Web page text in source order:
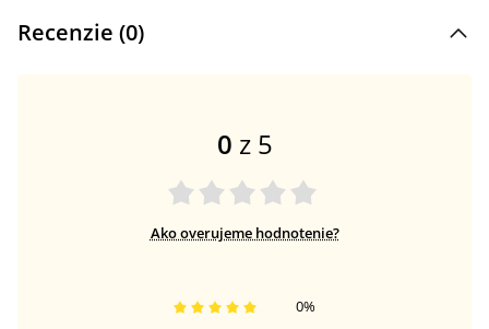
Recenzie (0)
0 z 5
Ako overujeme hodnotenie?
0%